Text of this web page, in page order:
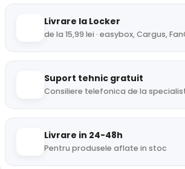
Livrare la Locker
de la 15,99 lei · easybox, Cargus,
Suport tehnic gratuit
Consiliere telefonica de la
Livrare in 24-48h
Pentru produsele aflate in stoc